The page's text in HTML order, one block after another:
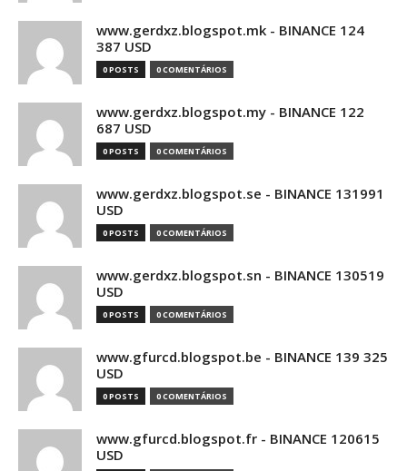
www.gerdxz.blogspot.mk - BINANCE 124
387 USD
0 POSTS 0 COMENTÁRIOS
www.gerdxz.blogspot.my - BINANCE 122
687 USD
0 POSTS 0 COMENTÁRIOS
www.gerdxz.blogspot.se - BINANCE 131991
USD
0 POSTS 0 COMENTÁRIOS
www.gerdxz.blogspot.sn - BINANCE 130519
USD
0 POSTS 0 COMENTÁRIOS
www.gfurcd.blogspot.be - BINANCE 139 325
USD
0 POSTS 0 COMENTÁRIOS
www.gfurcd.blogspot.fr - BINANCE 120615
USD